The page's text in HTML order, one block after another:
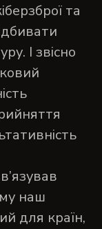
та
І звісно
наш
для країн,